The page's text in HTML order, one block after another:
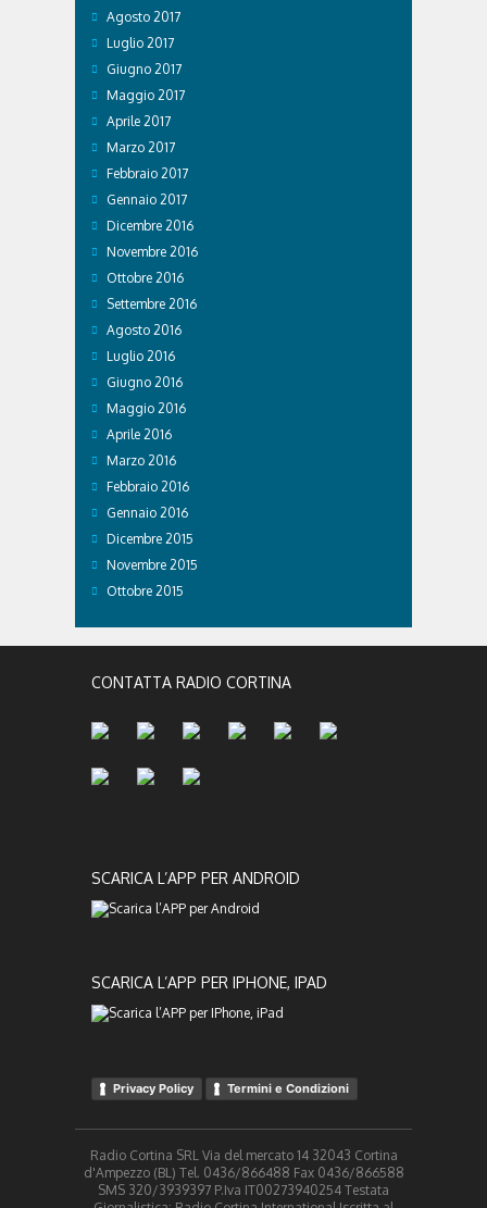
Agosto 2017
Luglio 2017
Giugno 2017
Maggio 2017
Aprile 2017
Marzo 2017
Febbraio 2017
Gennaio 2017
Dicembre 2016
Novembre 2016
Ottobre 2016
Settembre 2016
Agosto 2016
Luglio 2016
Giugno 2016
Maggio 2016
Aprile 2016
Marzo 2016
Febbraio 2016
Gennaio 2016
Dicembre 2015
Novembre 2015
Ottobre 2015
CONTATTA RADIO CORTINA
SCARICA L’APP PER ANDROID
SCARICA L’APP PER IPHONE, IPAD
Privacy Policy Termini e Condizioni
Radio Cortina SRL Via del mercato 14 32043 Cortina
d'Ampezzo (BL) Tel. 0436/866488 Fax 0436/866588
SMS 320/3939397 P.Iva IT00273940254 Testata